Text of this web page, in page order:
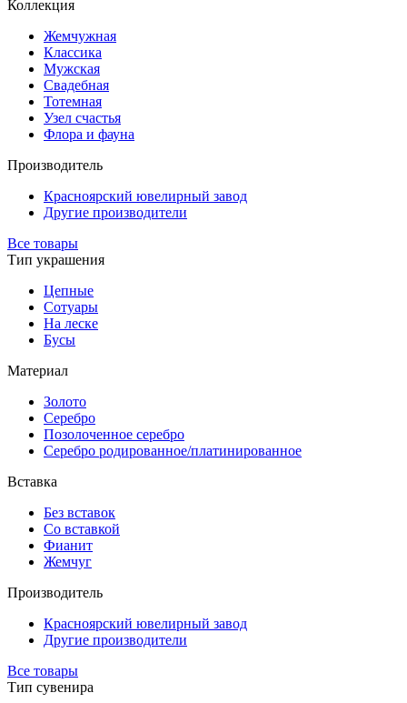
Коллекция
Жемчужная
Классика
Мужская
Свадебная
Тотемная
Узел счастья
Флора и фауна
Производитель
Красноярский ювелирный завод
Другие производители
Все товары
Тип украшения
Цепные
Сотуары
На леске
Бусы
Материал
Золото
Серебро
Позолоченное серебро
Серебро родированное/платинированное
Вставка
Без вставок
Со вставкой
Фианит
Жемчуг
Производитель
Красноярский ювелирный завод
Другие производители
Все товары
Тип сувенира